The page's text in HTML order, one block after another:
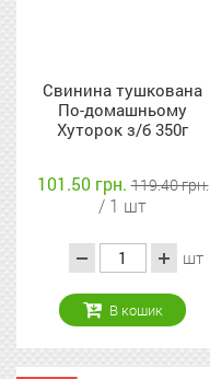
Свинина тушкована
По-домашньому
Хуторок з/б 350г
101.50 грн.119.40 грн.
/ 1 шт
шт
В кошик